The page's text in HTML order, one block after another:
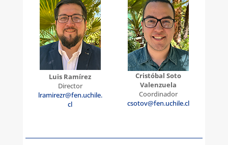
Luis Ramírez
Director
lramirezr@fen.uchile.
cl
Cristóbal Soto
Valenzuela
Coordinador
csotov@fen.uchile.cl